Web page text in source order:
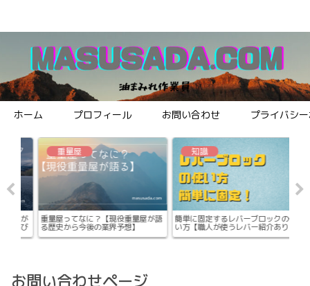
ホーム プロフィール お問い合わせ プライバシ
量屋が語
知識
簡単に固定するレバーブロックの使
い方【職人が使うレバー紹介あり】
知識
けんか吊りを文章で解説【仕組みを
わかりやすく理解する】
お問い合わせページ